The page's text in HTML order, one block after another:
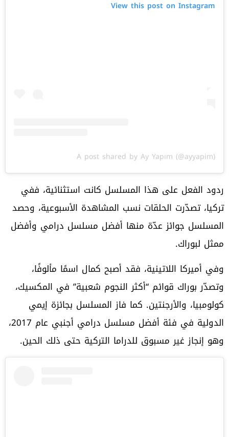
View this post on Instagram
A post shared by Ay Yapım (@ayyapim)
ردود الفعل على هذا المسلسل كانت استثنائية، ففي
تركيا، تصدّرت الحلقات نسب المشاهدة الأسبوعية، وحصد
المسلسل جوائز عدّة منها أفضل مسلسل درامي وأفضل
ممثل لبوراك.
وفي أميركا اللاتينية، فقد أصبح كمال اسمًا مألوفًا،
وتصدّر بوراك قوائم “أكثر النجوم شعبية” في المكسيك،
كولومبيا، والأرجنتين. كما فاز المسلسل بجائزة إيمي
الدولية في فئة أفضل مسلسل درامي أجنبي عام 2017،
وهو إنجاز غير مسبوق للدراما التركية حتى ذلك الحين.